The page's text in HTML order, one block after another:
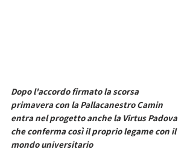
Dopo l'accordo firmato la scorsa
primavera con la Pallacanestro Camin
entra nel progetto anche la Virtus Padova
che conferma così il proprio legame con il
mondo universitario